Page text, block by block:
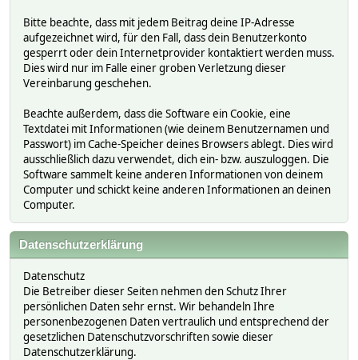
Bitte beachte, dass mit jedem Beitrag deine IP-Adresse
aufgezeichnet wird, für den Fall, dass dein Benutzerkonto
gesperrt oder dein Internetprovider kontaktiert werden muss.
Dies wird nur im Falle einer groben Verletzung dieser
Vereinbarung geschehen.
Beachte außerdem, dass die Software ein Cookie, eine
Textdatei mit Informationen (wie deinem Benutzernamen und
Passwort) im Cache-Speicher deines Browsers ablegt. Dies wird
ausschließlich dazu verwendet, dich ein- bzw. auszuloggen. Die
Software sammelt keine anderen Informationen von deinem
Computer und schickt keine anderen Informationen an deinen
Computer.
Datenschutzerklärung
Datenschutz
Die Betreiber dieser Seiten nehmen den Schutz Ihrer
persönlichen Daten sehr ernst. Wir behandeln Ihre
personenbezogenen Daten vertraulich und entsprechend der
gesetzlichen Datenschutzvorschriften sowie dieser
Datenschutzerklärung.